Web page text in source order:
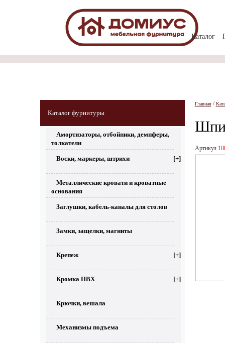
Каталог
Каталог фурнитуры
Амортизаторы, отбойники, демпферы,
толкатели
Воски, маркеры, штрихи [+]
Металлические кровати и кроватные
основания
Заглушки, кабель-каналы для столов
Замки, защелки, магниты
Крепеж [+]
Кромка ПВХ [+]
Крючки, вешала
Механизмы подъема
Главная/
Артикул